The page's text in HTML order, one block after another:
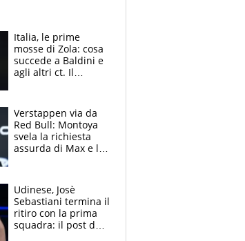
Italia, le prime
mosse di Zola: cosa
succede a Baldini e
agli altri ct. Il
azzurri
Verstappen via da
Red Bull: Montoya
svela la richiesta
assurda di Max e lo
McLaren siano
meglio?”
Udinese, Josè
Sebastiani termina il
ritiro con la prima
squadra: il post del